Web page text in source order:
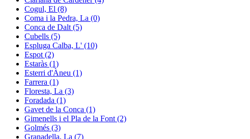
Cogul, El (8)
Coma i la Pedra, La (0)
Conca de Dalt (5)
Cubells (5)
Espluga Calba, L' (10)
Espot (2)
Estaràs (1)
Esterri d'Àneu (1)
Farrera (1)
Floresta, La (3)
Foradada (1)
Gavet de la Conca (1)
Gimenells i el Pla de la Font (2)
Golmés (3)
Granadella, La (7)